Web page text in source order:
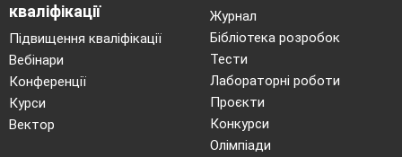
кваліфікації
Підвищення кваліфікації
Вебінари
Конференції
Курси
Вектор
Журнал
Бібліотека розробок
Тести
Лабораторні роботи
Проєкти
Конкурси
Олімпіади